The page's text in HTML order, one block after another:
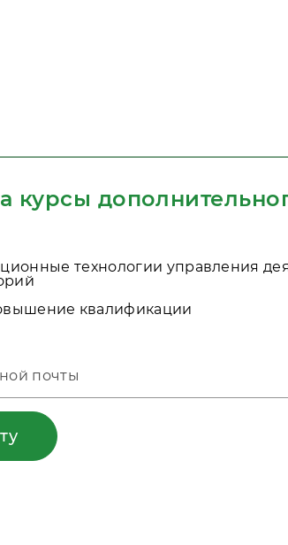
курсы
технологии управления
квалификации